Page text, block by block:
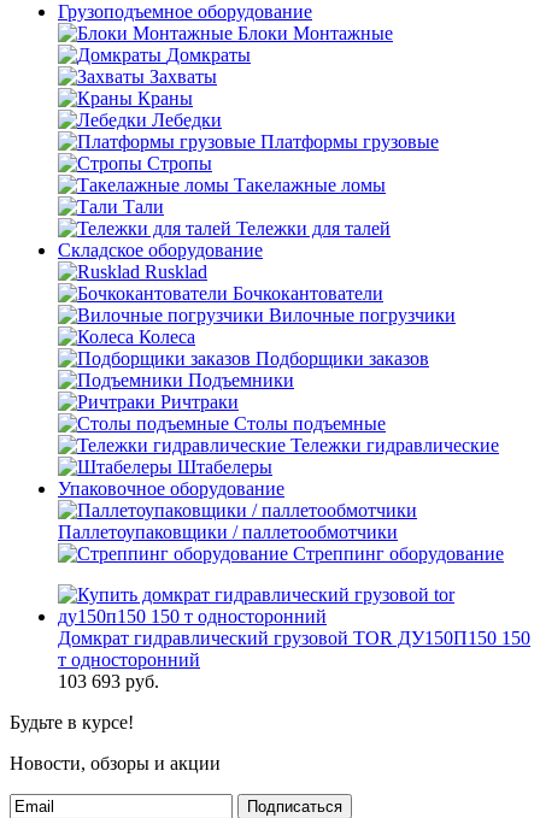
Грузоподъемное оборудование
Блоки Монтажные
Домкраты
Захваты
Краны
Лебедки
Платформы грузовые
Стропы
Такелажные ломы
Тали
Тележки для талей
Складское оборудование
Rusklad
Бочкокантователи
Вилочные погрузчики
Колеса
Подборщики заказов
Подъемники
Ричтраки
Столы подъемные
Тележки гидравлические
Штабелеры
Упаковочное оборудование
Паллетоупаковщики / паллетообмотчики
Стреппинг оборудование
Домкрат гидравлический грузовой TOR ДУ150П150 150
т односторонний
103 693 руб.
Будьте в курсе!
Новости, обзоры и акции
Подписаться